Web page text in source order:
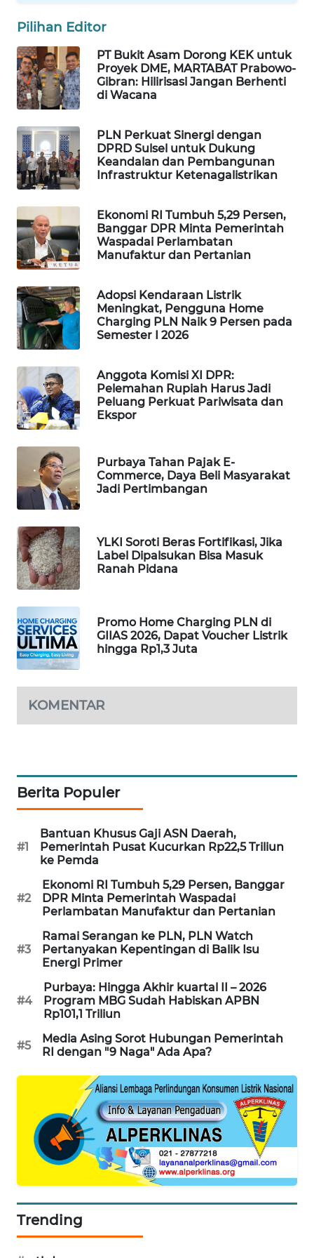
Pilihan Editor
PT Bukit Asam Dorong KEK untuk
Proyek DME, MARTABAT Prabowo-
Gibran: Hilirisasi Jangan Berhenti
di Wacana
PLN Perkuat Sinergi dengan
DPRD Sulsel untuk Dukung
Keandalan dan Pembangunan
Infrastruktur Ketenagalistrikan
Ekonomi RI Tumbuh 5,29 Persen,
Banggar DPR Minta Pemerintah
Waspadai Perlambatan
Manufaktur dan Pertanian
Adopsi Kendaraan Listrik
Meningkat, Pengguna Home
Charging PLN Naik 9 Persen pada
Semester I 2026
Anggota Komisi XI DPR:
Pelemahan Rupiah Harus Jadi
Peluang Perkuat Pariwisata dan
Ekspor
Purbaya Tahan Pajak E-
Commerce, Daya Beli Masyarakat
Jadi Pertimbangan
YLKI Soroti Beras Fortifikasi, Jika
Label Dipalsukan Bisa Masuk
Ranah Pidana
Promo Home Charging PLN di
GIIAS 2026, Dapat Voucher Listrik
hingga Rp1,3 Juta
KOMENTAR
Berita Populer
#1
Bantuan Khusus Gaji ASN Daerah,
Pemerintah Pusat Kucurkan Rp22,5 Triliun
ke Pemda
#2
Ekonomi RI Tumbuh 5,29 Persen, Banggar
DPR Minta Pemerintah Waspadai
Perlambatan Manufaktur dan Pertanian
#3
Ramai Serangan ke PLN, PLN Watch
Pertanyakan Kepentingan di Balik Isu
Energi Primer
#4
Purbaya: Hingga Akhir kuartal II – 2026
Program MBG Sudah Habiskan APBN
Rp101,1 Triliun
#5
Media Asing Sorot Hubungan Pemerintah
RI dengan "9 Naga" Ada Apa?
Trending
MAWAKA
MARTABAT
NET
PLN
WATCH
MKLI
LPKKI
LKKI
KOPEKLIN
PORTAL
KONSUMEN
FORWAMKI
ALPERKLINAS
FORJASIDA
TAMBANG
NEWS
SITUNGIR
NEWS
NEWS
SIBARAGAS
NEWS
METRO
MEDAN
NEWS
METRO
JAKARTA
NEWS
KRT
NEWS
KARING
NEWS
JURNAL
MARITIM
HUMBANG
GARONGGANG
NEWS
FISUELRI
ENERGI
NEWS